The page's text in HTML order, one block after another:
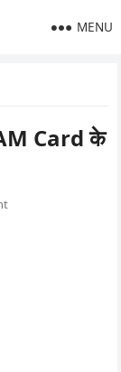
MENU
Card के